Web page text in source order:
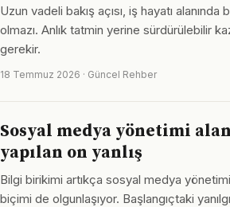
Uzun vadeli bakış açısı, iş hayatı alanında
olmazı. Anlık tatmin yerine sürdürülebilir
gerekir.
18 Temmuz 2026 · Güncel Rehber
Sosyal medya yönetimi
yapılan on yanlış
Bilgi birikimi artıkça sosyal medya
biçimi de olgunlaşıyor. Başlangıçtaki